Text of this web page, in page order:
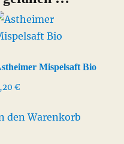
Mispelsaft Bio
€
den Warenkorb